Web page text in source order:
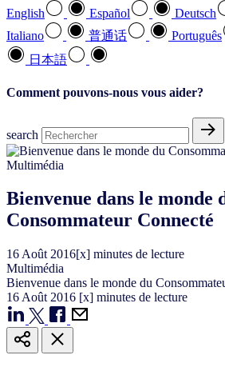
English Español Deutsch
Italiano
普通话 Português
日本語
Comment pouvons-nous vous aider?
search
Multimédia
Bienvenue dans le monde
Consommateur Connecté
16 Août 2016[x] minutes de lecture
Multimédia
Bienvenue dans le monde du
16 Août 2016 [x] minutes de lecture